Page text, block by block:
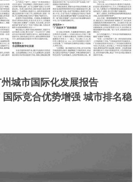
州城市国际化发展报告
国际竞合优势增强 城市排名稳